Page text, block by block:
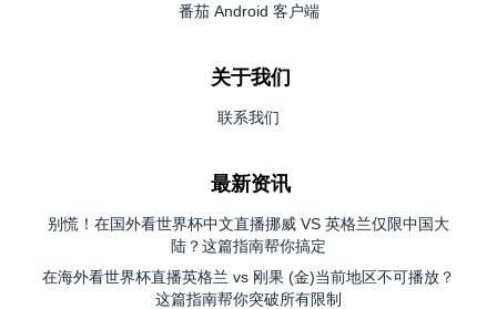
番茄 Android 客户端
关于我们
联系我们
最新资讯
别慌！在国外看世界杯中文直播挪威 VS 英格兰仅限中国大
陆？这篇指南帮你搞定
在海外看世界杯直播英格兰 vs 刚果 (金)当前地区不可播放？
这篇指南帮你突破所有限制